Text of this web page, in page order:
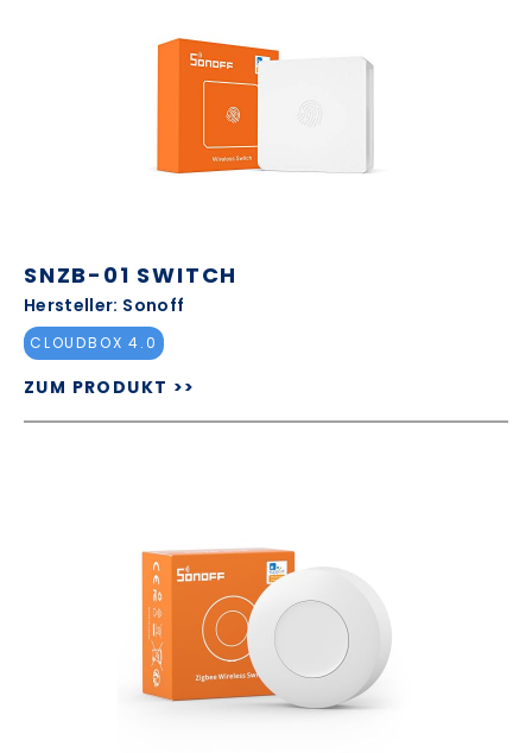
SNZB-01 SWITCH
Hersteller: Sonoff
CLOUDBOX 4.0
ZUM PRODUKT >>